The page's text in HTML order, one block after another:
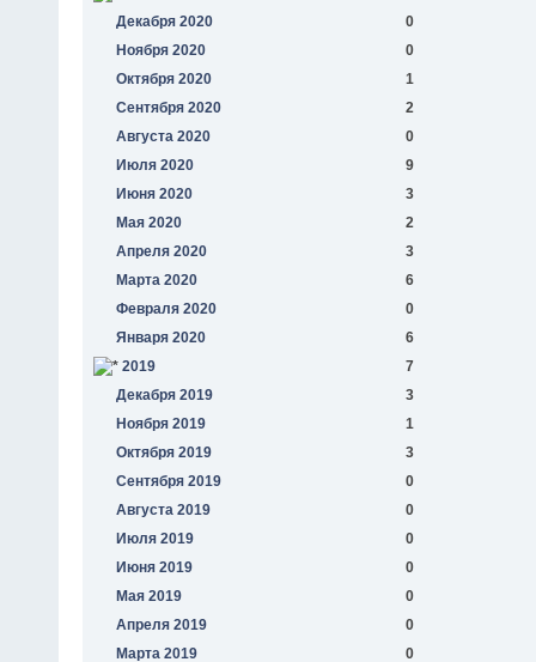
Декабря 2020
0
Ноября 2020
0
Октября 2020
1
Сентября 2020
2
Августа 2020
0
Июля 2020
9
Июня 2020
3
Мая 2020
2
Апреля 2020
3
Марта 2020
6
Февраля 2020
0
Января 2020
6
2019
7
Декабря 2019
3
Ноября 2019
1
Октября 2019
3
Сентября 2019
0
Августа 2019
0
Июля 2019
0
Июня 2019
0
Мая 2019
0
Апреля 2019
0
Марта 2019
0